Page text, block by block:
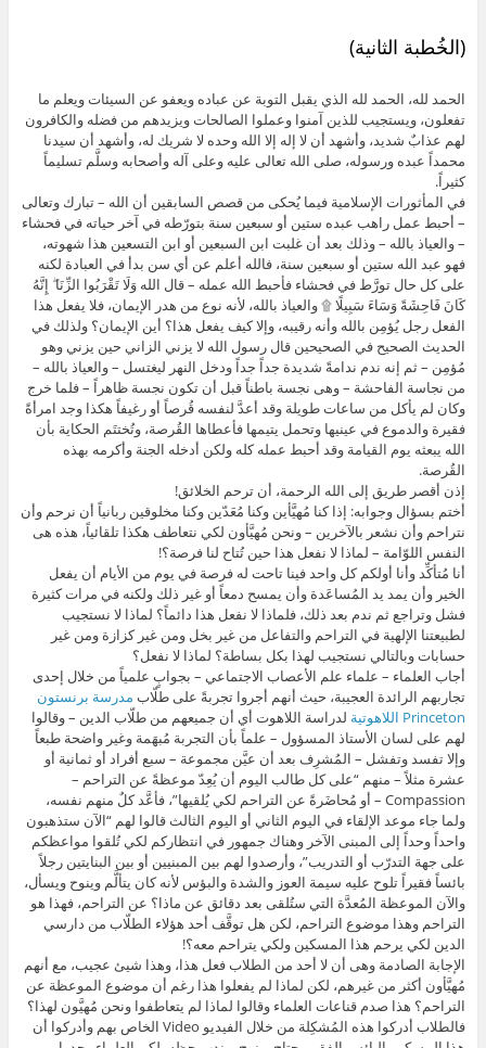
(الخُطبة الثانية)
الحمد لله، الحمد لله الذي يقبل التوبة عن عباده ويعفو عن السيئات ويعلم ما
تفعلون، ويستجيب للذين آمنوا وعملوا الصالحات ويزيدهم من فضله والكافرون
لهم عذابٌ شديد، وأشهد أن لا إله إلا الله وحده لا شريك له، وأشهد أن سيدنا
محمداً عبده ورسوله، صلى الله تعالى عليه وعلى آله وأصحابه وسلَّم تسليماً
كثيراً.
في المأثورات الإسلامية فيما يُحكى من قصص السابقين أن الله – تبارك وتعالى
– أحبط عمل راهب عبده ستين أو سبعين سنة بتورّطه في آخر حياته في فحشاء
– والعياذ بالله – وذلك بعد أن غلبت ابن السبعين أو ابن التسعين هذا شهوته،
فهو عبد الله ستين أو سبعين سنة، فالله أعلم عن أي سن بدأ في العبادة لكنه
على كل حال تورَّط في فحشاء فأحبط الله عمله – قال الله وَلَا تَقْرَبُوا الزِّنَا ۖ إِنَّهُ
كَانَ فَاحِشَةً وَسَاءَ سَبِيلًا ۩ والعياذ بالله، لأنه نوع من هدر الإيمان، فلا يفعل هذا
الفعل رجل يُؤمِن بالله وأنه رقيبه، وإلا كيف يفعل هذا؟ أين الإيمان؟ ولذلك في
الحديث الصحيح في الصحيحين قال رسول الله لا يزني الزاني حين يزني وهو
مُؤمِن – ثم إنه ندم ندامةً شديدة جداً جداً ودخل النهر ليغتسل – والعياذ بالله –
من نجاسة الفاحشة – وهى نجسة باطناً قبل أن تكون نجسة ظاهراً – فلما خرج
وكان لم يأكل من ساعات طويلة وقد أعدَّ لنفسه قُرصاً أو رغيفاً هكذا وجد امرأةً
فقيرة والدموع في عينيها وتحمل يتيمها فأعطاها القُرصة، وتُختتَم الحكاية بأن
الله يبعثه يوم القيامة وقد أحبط عمله كله ولكن أدخله الجنة وأكرمه بهذه
القُرصة.
إذن أقصر طريق إلى الله الرحمة، أن ترحم الخلائق!
أختم بسؤال وجوابه: إذا كنا مُهيَّأين وكنا مُعَدّين وكنا مخلوقين ربانياً أن نرحم وأن
نتراحم وأن نشعر بالآخرين – ونحن مُهيَّأون لكي نتعاطف هكذا تلقائياً، هذه هى
النفس اللوّامة – لماذا لا نفعل هذا حين تُتاح لنا فرصة؟!
أنا مُتأكِّد وأنا أولكم كل واحد فينا تاحت له فرصة في يوم من الأيام أن يفعل
الخير وأن يمد يد المُساعَدة وأن يمسح دمعاً أو غير ذلك ولكنه في مرات كثيرة
فشل وتراجع ثم ندم بعد ذلك، فلماذا لا نفعل هذا دائماً؟ لماذا لا نستجيب
لطبيعتنا الإلهية في التراحم والتفاعل من غير بخل ومن غير كزازة ومن غير
حسابات وبالتالي نستجيب لهذا بكل بساطة؟ لماذا لا نفعل؟
أجاب العلماء – علماء علم الأعصاب الاجتماعي – بجوابٍ علمياً من خلال إحدى
تجاربهم الرائدة العجيبة، حيث أنهم أجروا تجربةً على طلّاب مدرسة برنستون
Princeton اللاهوتية
لدراسة اللاهوت أي أن جميعهم من طلّاب الدين – وقالوا
لهم على لسان الأستاذ المسؤول – علماً بأن التجربة مُبهَمة وغير واضحة طبعاً
وإلا تفسد وتفشل – المُشرِف بعد أن عيَّن مجموعة – سبع أفراد أو ثمانية أو
عشرة مثلاً – منهم “على كل طالب اليوم أن يُعِدّ موعظةً عن التراحم –
Compassion – أو مُحاضَرةً عن التراحم لكي يُلقيها”، فأعَّد كلٌ منهم نفسه،
ولما جاء موعد الإلقاء في اليوم الثاني أو اليوم الثالث قالوا لهم “الآن ستذهبون
واحداً وحداً إلى المبنى الآخر وهناك جمهور في انتظاركم لكي تُلقوا مواعظكم
على جهة التدرّب أو التدريب”، وأرصدوا لهم بين المبنيين أو بين البنايتين رجلاً
بائساً فقيراً تلوح عليه سيمة العوز والشدة والبؤس لأنه كان يتألَّم وينوح ويسأل،
والآن الموعظة المُعدَّة التي ستُلقى بعد دقائق عن ماذا؟ عن التراحم، فهذا هو
التراحم وهذا موضوع التراحم، لكن هل توقَّف أحد هؤلاء الطلّاب من دارسي
الدين لكي يرحم هذا المسكين ولكي يتراحم معه؟!
الإجابة الصادمة وهى أن لا أحد من الطلاب فعل هذا، وهذا شيئ عجيب، مع أنهم
مُهيَّأون أكثر من غيرهم، لكن لماذا لم يفعلوا هذا رغم أن موضوع الموعظة عن
التراحم؟ هذا صدم قناعات العلماء وقالوا لماذا لم يتعاطفوا ونحن مُهيَّون لهذا؟
فالطلاب أدركوا هذه المُشكِلة من خلال الفيديو Video الخاص بهم وأدركوا أن